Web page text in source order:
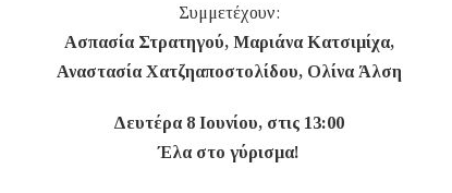
Συμμετέχουν:
Ασπασία Στρατηγού, Μαριάνα Κατσιμίχα,
Αναστασία Χατζηαποστολίδου, Ολίνα Άλση
Δευτέρα 8 Ιουνίου, στις 13:00
Έλα στο γύρισμα!